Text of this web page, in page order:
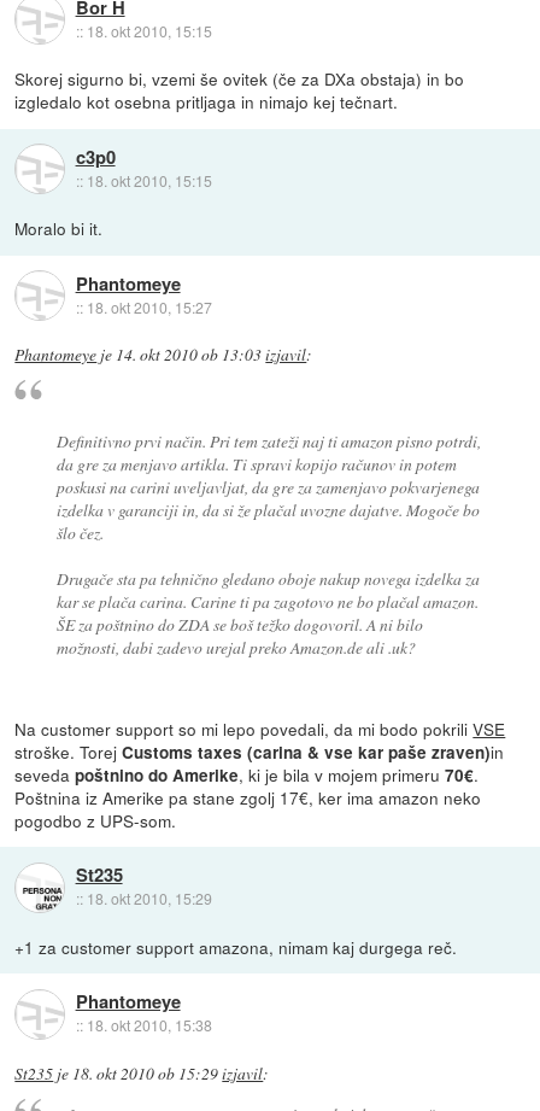
Bor H
:: 18. okt 2010, 15:15
Skorej sigurno bi, vzemi še ovitek (če za DXa obstaja) in bo
izgledalo kot osebna pritljaga in nimajo kej tečnart.
c3p0
:: 18. okt 2010, 15:15
Moralo bi it.
Phantomeye
:: 18. okt 2010, 15:27
Phantomeye je 14. okt 2010 ob 13:03izjavil:
Definitivno prvi način. Pri tem zateži naj ti amazon pisno potrdi,
da gre za menjavo artikla. Ti spravi kopijo računov in potem
poskusi na carini uveljavljat, da gre za zamenjavo pokvarjenega
izdelka v garanciji in, da si že plačal uvozne dajatve. Mogoče bo
šlo čez.
Drugače sta pa tehnično gledano oboje nakup novega izdelka za
kar se plača carina. Carine ti pa zagotovo ne bo plačal amazon.
ŠE za poštnino do ZDA se boš težko dogovoril. A ni bilo
možnosti, dabi zadevo urejal preko Amazon.de ali .uk?
Na customer support so mi lepo povedali, da mi bodo pokriliVSE
stroške. TorejCustoms taxes (carina & vse kar paše zraven)in
sevedapoštnino do Amerike, ki je bila v mojem primeru70€.
Poštnina iz Amerike pa stane zgolj 17€, ker ima amazon neko
pogodbo z UPS-som.
St235
:: 18. okt 2010, 15:29
+1 za customer support amazona, nimam kaj durgega reč.
Phantomeye
:: 18. okt 2010, 15:38
St235 je 18. okt 2010 ob 15:29izjavil: